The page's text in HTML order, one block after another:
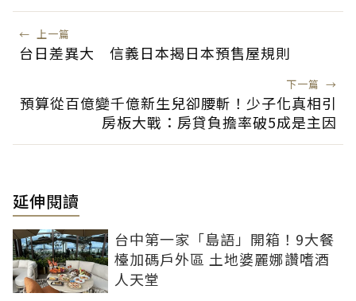
← 上一篇
台日差異大 信義日本揭日本預售屋規則
下一篇 →
預算從百億變千億新生兒卻腰斬！少子化真相引
房板大戰：房貸負擔率破5成是主因
延伸閱讀
台中第一家「島語」開箱！9大餐
檯加碼戶外區 土地婆麗娜讚嗜酒
人天堂